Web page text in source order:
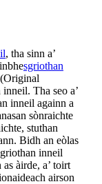
, tha sinn a’
sgriothan
Tha seo a’
inneil againn a
sònraichte
stuthan
Bidh an eòlas
inneil
àirde, a’ toirt
airson